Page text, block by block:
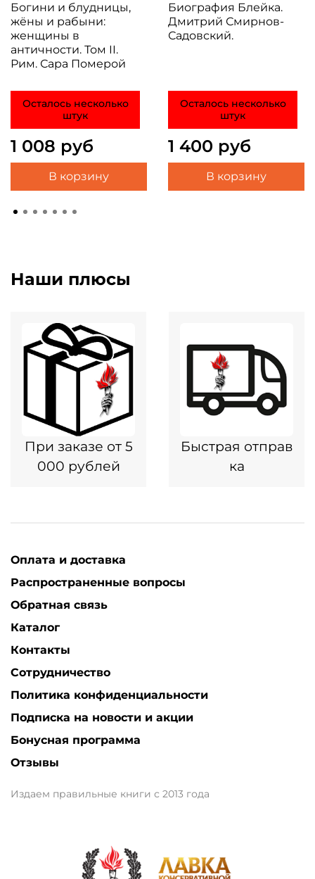
Богини и блудницы,
жёны и рабыни:
женщины в
античности. Том II.
Рим. Сара Померой
Осталось несколько
штук
1 008 руб
В корзину
Биография Блейка.
Дмитрий Смирнов-
Садовский.
Осталось несколько
штук
1 400 руб
В корзину
Наши плюсы
При заказе от 5
000 рублей
Быстрая отправ
ка
Оплата и доставка
Распространенные вопросы
Обратная связь
Каталог
Контакты
Сотрудничество
Политика конфиденциальности
Подписка на новости и акции
Бонусная программа
Отзывы
Издаем правильные книги с 2013 года